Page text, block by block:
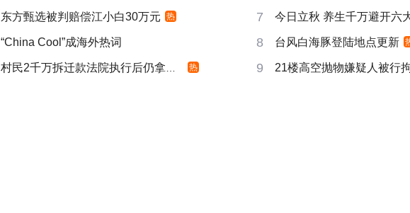
东方甄选被判赔偿江小白30万元 热 7 今日立秋 养生千万避开六
“China Cool”成海外热词 8 台风白海豚登陆地点更新
村民2千万拆迁款法院执行后仍拿不到 热 9 21楼高空抛物嫌疑人被行